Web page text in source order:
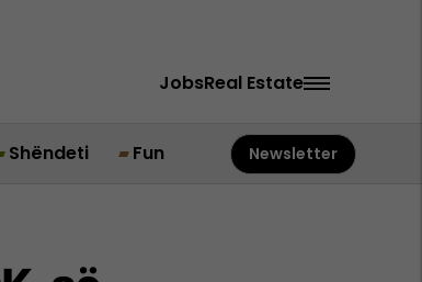
JobsReal Estate
Shëndeti Fun Newsletter